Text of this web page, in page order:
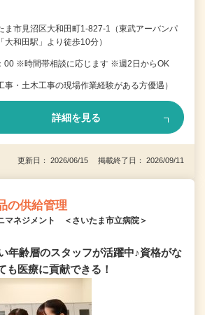
ま市見沼区大和田町1-827-1（東武アーバンパ
大和田駅」より徒歩10分）
00 ※時間帯相談に応じます ※週2日からOK
事・土木工事の現場作業経験がある方優遇）
詳細を見る
更新日： 2026/06/15 掲載終了日： 2026/09/11
の供給管理
ネジメント ＜さいたま市立病院＞
年齢層のスタッフが活躍中♪資格がな
も医療に貢献できる！